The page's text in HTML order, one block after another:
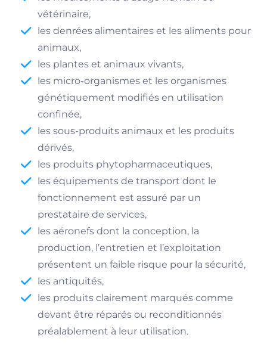
vétérinaire,
les denrées alimentaires et les aliments pour
animaux,
les plantes et animaux vivants,
les micro-organismes et les organismes
génétiquement modifiés en utilisation
confinée,
les sous-produits animaux et les produits
dérivés,
les produits phytopharmaceutiques,
les équipements de transport dont le
fonctionnement est assuré par un
prestataire de services,
les aéronefs dont la conception, la
production, l’entretien et l’exploitation
présentent un faible risque pour la sécurité,
les antiquités,
les produits clairement marqués comme
devant être réparés ou reconditionnés
préalablement à leur utilisation.